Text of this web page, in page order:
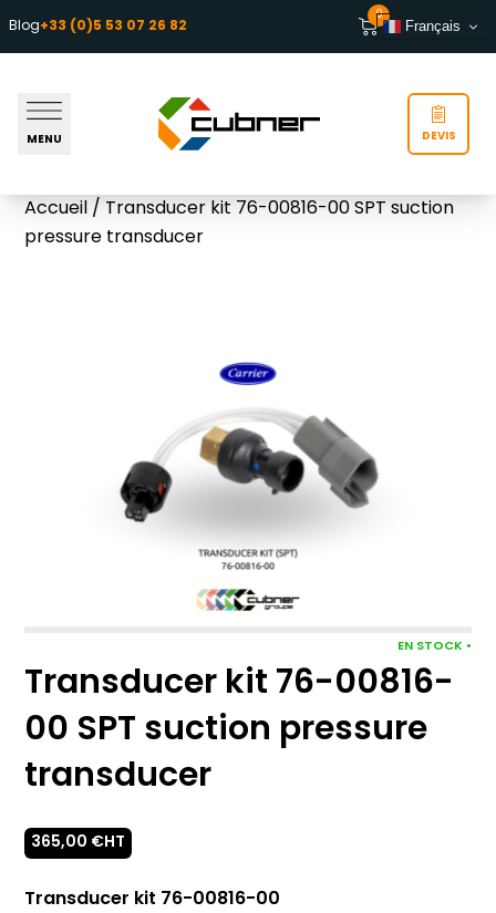
Aller au contenu
Blog+33 (0)5 53 07 26 82
0
Français
MENU DEVIS
Accueil/ Transducer kit 76-00816-00 SPT suction
pressure transducer
EN STOCK •
Transducer kit 76-00816-
00 SPT suction pressure
transducer
365,00 €HT
Transducer kit 76-00816-00